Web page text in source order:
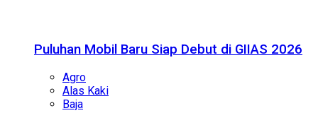
Puluhan Mobil Baru Siap Debut di GIIAS 2026
Agro
Alas Kaki
Baja